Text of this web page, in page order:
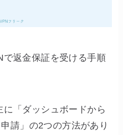
で返金保証を受ける手順
「ダッシュボードから
請」の2つの方法があり